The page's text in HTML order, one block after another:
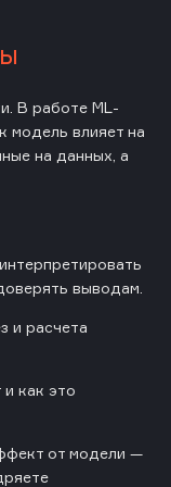
В работе ML-
модель влияет на
на данных, а
выводам.
и расчета
как это
от модели —